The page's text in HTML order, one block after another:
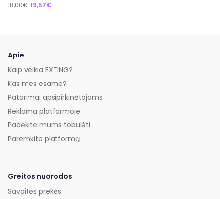
18,00€ 19,57€
Apie
Kaip veikia EXTING?
Kas mes esame?
Patarimai apsipirkinėtojams
Reklama platformoje
Padėkite mums tobulėti
Paremkite platformą
Greitos nuorodos
Savaitės prekės